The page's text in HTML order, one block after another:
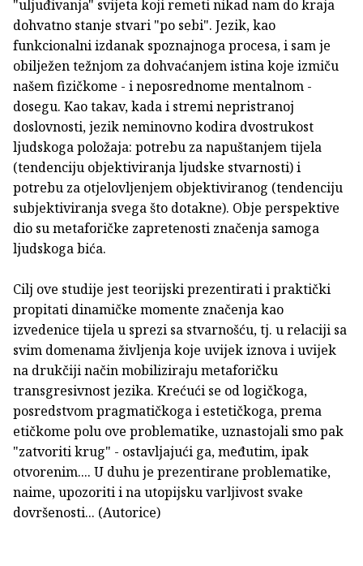
"uljuđivanja" svijeta koji remeti nikad nam do kraja
dohvatno stanje stvari "po sebi". Jezik, kao
funkcionalni izdanak spoznajnoga procesa, i sam je
obilježen težnjom za dohvaćanjem istina koje izmiču
našem fizičkome - i neposrednome mentalnom -
dosegu. Kao takav, kada i stremi nepristranoj
doslovnosti, jezik neminovno kodira dvostrukost
ljudskoga položaja: potrebu za napuštanjem tijela
(tendenciju objektiviranja ljudske stvarnosti) i
potrebu za otjelovljenjem objektiviranog (tendenciju
subjektiviranja svega što dotakne). Obje perspektive
dio su metaforičke zapretenosti značenja samoga
ljudskoga bića.
Cilj ove studije jest teorijski prezentirati i praktički
propitati dinamičke momente značenja kao
izvedenice tijela u sprezi sa stvarnošću, tj. u relaciji sa
svim domenama življenja koje uvijek iznova i uvijek
na drukčiji način mobiliziraju metaforičku
transgresivnost jezika. Krećući se od logičkoga,
posredstvom pragmatičkoga i estetičkoga, prema
etičkome polu ove problematike, uznastojali smo pak
"zatvoriti krug" - ostavljajući ga, međutim, ipak
otvorenim.... U duhu je prezentirane problematike,
naime, upozoriti i na utopijsku varljivost svake
dovršenosti... (Autorice)